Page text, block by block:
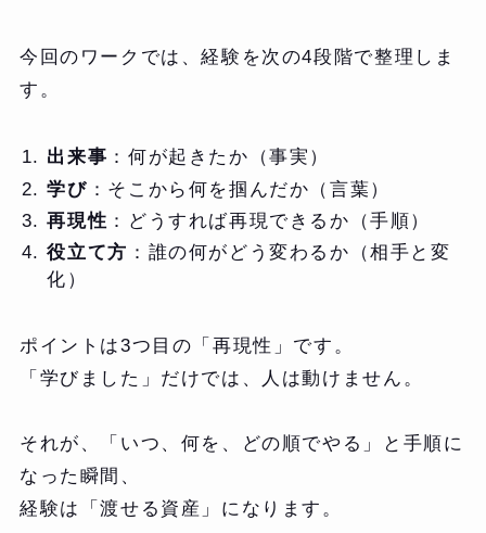
今回のワークでは、経験を次の4段階で整理しま
す。
出来事 ：何が起きたか（事実）
学び ：そこから何を掴んだか（言葉）
再現性 ：どうすれば再現できるか（手順）
役立て方 ：誰の何がどう変わるか（相手と変
化）
ポイントは3つ目の「再現性」です。
「学びました」だけでは、人は動けません。
それが、「いつ、何を、どの順でやる」と手順に
なった瞬間、
経験は「渡せる資産」になります。